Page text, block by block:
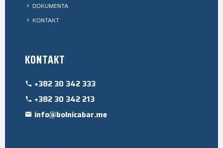
DOKUMENTA
KONTAKT
KONTAKT
+382 30 342 333
+382 30 342 213
info@bolnicabar.me